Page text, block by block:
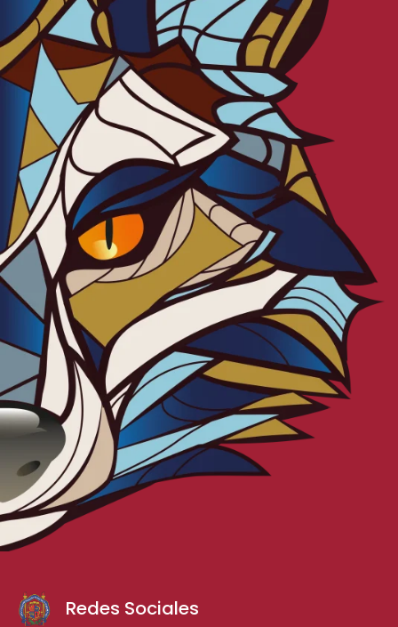
Redes Sociales